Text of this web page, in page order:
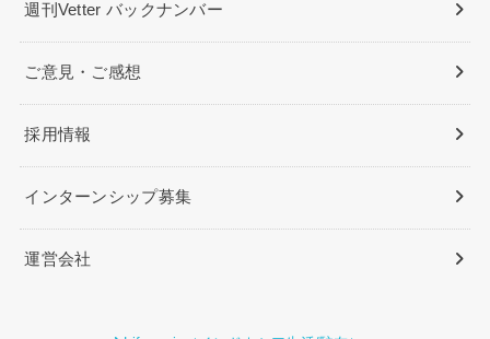
週刊Vetter バックナンバー
ご意見・ご感想
採用情報
インターンシップ募集
運営会社